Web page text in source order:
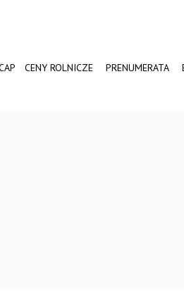
CENY ROLNICZE PRENUMERATA